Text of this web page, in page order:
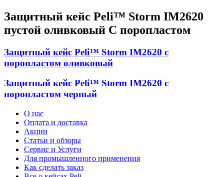
Защитный кейс Peli™ Storm IM2620
пустой оливковый С поропластом
Защитный кейс Peli™ Storm IM2620 с
поропластом оливковый
Защитный кейс Peli™ Storm IM2620 с
поропластом черный
О нас
Оплата и доставка
Акции
Статьи и обзоры
Сервис и Услуги
Для промышленного применения
Как сделать заказ